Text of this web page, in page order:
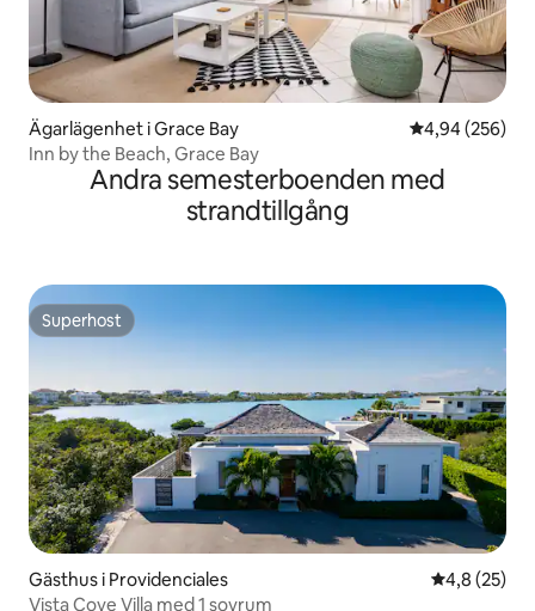
Ägarlägenhet i Grace Bay 4,94 av 5 i
4,94 (256)
Inn by the Beach, Grace Bay
Andra semesterboenden med
strandtillgång
Superhost
Superhost
Gästhus i Providenciales 4,8 av 5 i
4,8 (25)
Vista Cove Villa med 1 sovrum